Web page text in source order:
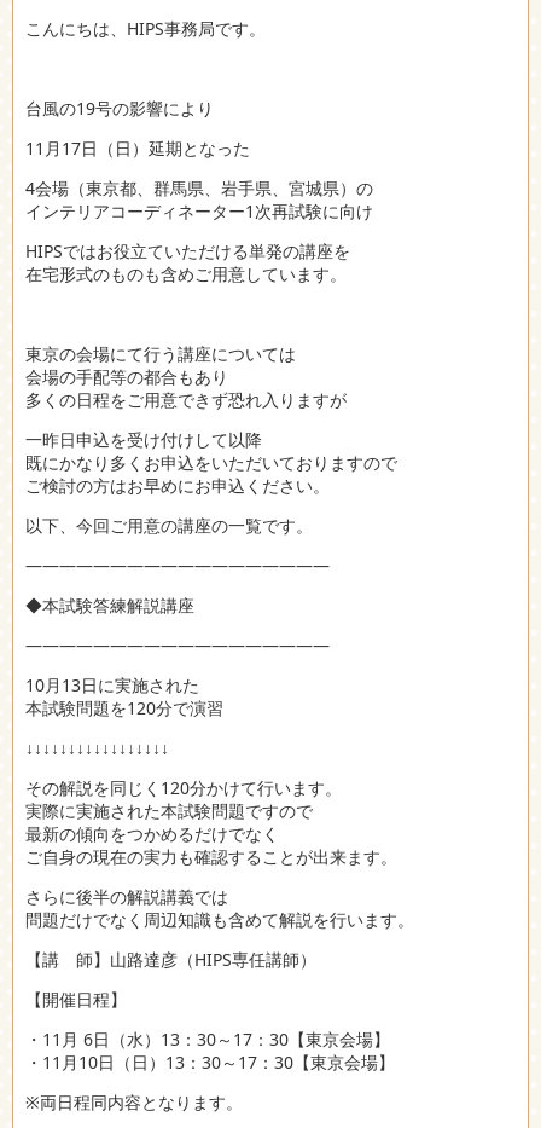
こんにちは、HIPS事務局です。
台風の19号の影響により
11月17日（日）延期となった
4会場（東京都、群馬県、岩手県、宮城県）の
インテリアコーディネーター1次再試験に向け
HIPSではお役立ていただける単発の講座を
在宅形式のものも含めご用意しています。
東京の会場にて行う講座については
会場の手配等の都合もあり
多くの日程をご用意できず恐れ入りますが
一昨日申込を受け付けして以降
既にかなり多くお申込をいただいておりますので
ご検討の方はお早めにお申込ください。
以下、今回ご用意の講座の一覧です。
――――――――――――――――――
◆本試験答練解説講座
――――――――――――――――――
10月13日に実施された
本試験問題を120分で演習
↓↓↓↓↓↓↓↓↓↓↓↓↓↓↓↓↓
その解説を同じく120分かけて行います。
実際に実施された本試験問題ですので
最新の傾向をつかめるだけでなく
ご自身の現在の実力も確認することが出来ます。
さらに後半の解説講義では
問題だけでなく周辺知識も含めて解説を行います。
【講 師】山路達彦（HIPS専任講師）
【開催日程】
・11月 6日（水）13：30～17：30【東京会場】
・11月10日（日）13：30～17：30【東京会場】
※両日程同内容となります。